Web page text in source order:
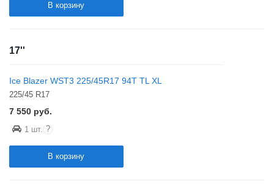
В корзину
17''
Ice Blazer WST3 225/45R17 94T TL XL
225/45 R17
7 550 руб.
1 шт. ?
В корзину